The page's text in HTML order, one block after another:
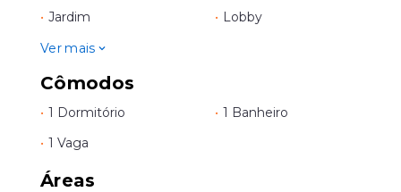
• Jardim • Lobby
Ver mais
Cômodos
• 1 Dormitório • 1 Banheiro
• 1 Vaga
Áreas